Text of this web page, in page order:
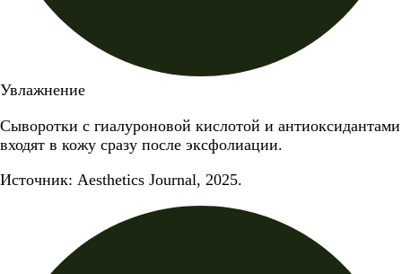
Увлажнение
Сыворотки с гиалуроновой кислотой и антиоксидантами
входят в кожу сразу после эксфолиации.
Источник: Aesthetics Journal, 2025.